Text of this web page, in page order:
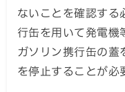
ないことを確認する
行缶を用いて発電機
ガソリン携行缶の蓋
を停止することが必